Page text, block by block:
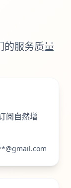
的服务质量
阅自然增